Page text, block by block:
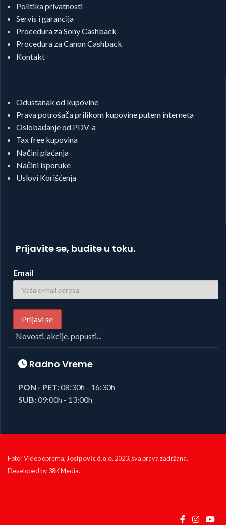
Politika privatnosti
Servis i garancija
Procedura za Sony Cashback
Procedura za Canon Cashback
Kontakt
Odustanak od kupovine
Prava potrošača prilikom kupovine putem interneta
Oslobađanje od PDV-a
Tax free kupovina
Načini plaćanja
Načini isporuke
Uslovi Korišćenja
Prijavite se, budite u toku.
Email
Novosti, akcije, popusti...
Radno Vreme
PON - PET:08:30h - 16:30h
SUB:09:00h - 13:00h
Foto i Video oprema,Josipovic d.o.o.2023, sva prava zadržana.
Developed by38K Media.